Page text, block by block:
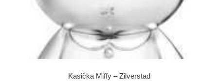
Kasička Miffy – Zilverstad